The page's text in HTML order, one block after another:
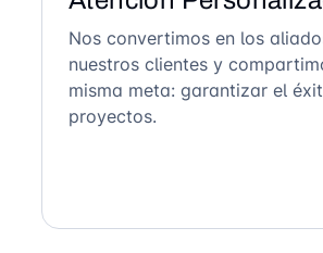
Nos convertimos en los
nuestros clientes y
misma meta: garantizar el
proyectos.